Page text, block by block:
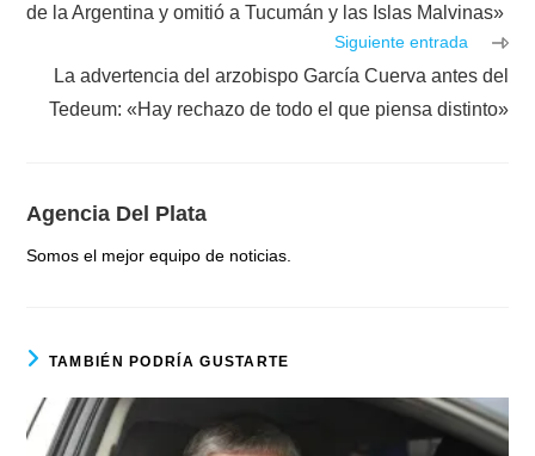
de la Argentina y omitió a Tucumán y las Islas Malvinas»
Siguiente entrada
La advertencia del arzobispo García Cuerva antes del
Tedeum: «Hay rechazo de todo el que piensa distinto»
Agencia Del Plata
Somos el mejor equipo de noticias.
TAMBIÉN PODRÍA GUSTARTE